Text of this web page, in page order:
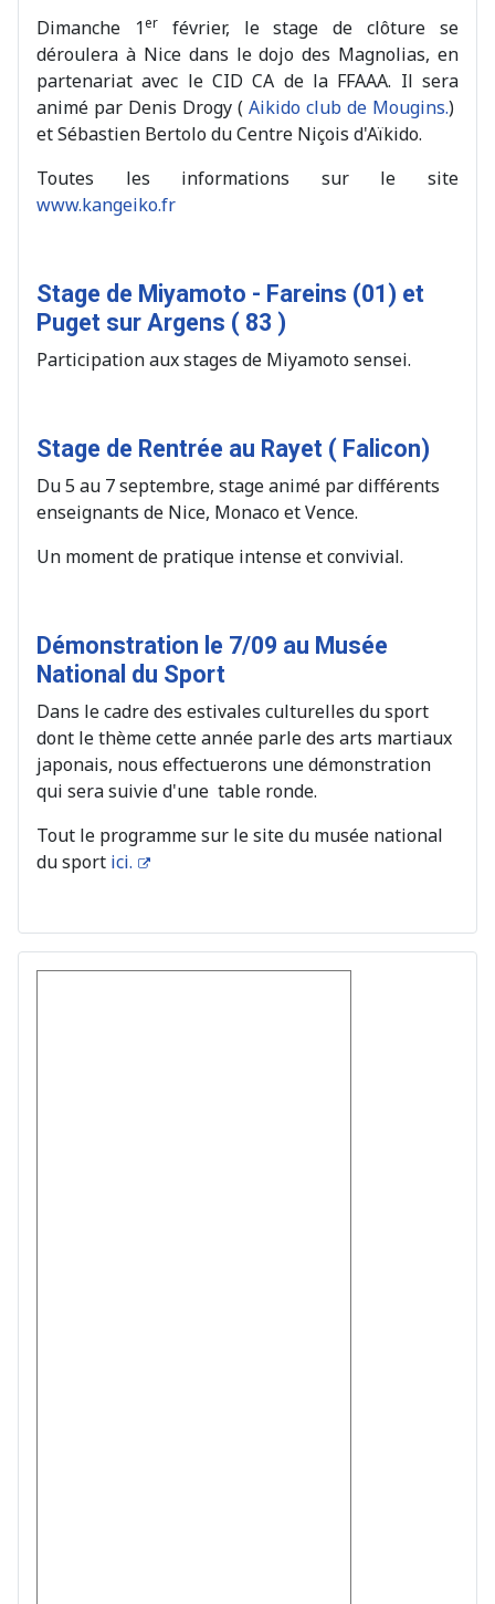
Dimanche 1erfévrier, le stage de clôture se
déroulera à Nice dans le dojo des Magnolias, en
partenariat avec le CID CA de la FFAAA. Il sera
animé par Denis Drogy ( Aikido club de Mougins.)
et Sébastien Bertolo du Centre Niçois d'Aïkido.
Toutes les informations sur le site
www.kangeiko.fr
Stage de Miyamoto - Fareins (01) et
Puget sur Argens ( 83 )
Participation aux stages de Miyamoto sensei.
Stage de Rentrée au Rayet ( Falicon)
Du 5 au 7 septembre, stage animé par différents
enseignants de Nice, Monaco et Vence.
Un moment de pratique intense et convivial.
Démonstration le 7/09 au Musée
National du Sport
Dans le cadre des estivales culturelles du sport
dont le thème cette année parle des arts martiaux
japonais, nous effectuerons une démonstration
qui sera suivie d'une table ronde.
Tout le programme sur le site du musée national
du sport ici.